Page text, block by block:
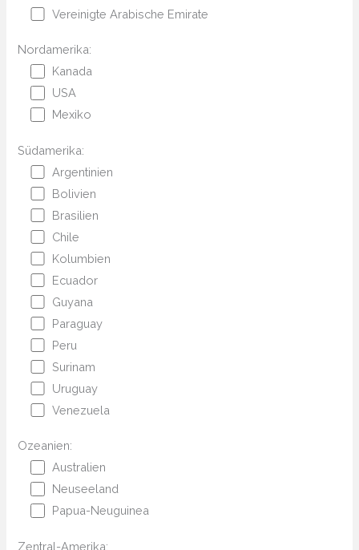
Vereinigte Arabische Emirate
Nordamerika:
Kanada
USA
Mexiko
Südamerika:
Argentinien
Bolivien
Brasilien
Chile
Kolumbien
Ecuador
Guyana
Paraguay
Peru
Surinam
Uruguay
Venezuela
Ozeanien:
Australien
Neuseeland
Papua-Neuguinea
Zentral-Amerika: